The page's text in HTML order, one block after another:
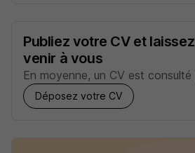
Publiez votre CV et
venir à vous
En moyenne, un CV est
Déposez votre CV